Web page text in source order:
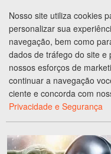
O
Nosso site utiliza cookies
personalizar sua
navegação, bem como
dados de tráfego do site e
nossos esforços de
continuar a navegação
ciente e concorda com
Privacidade e Segurança